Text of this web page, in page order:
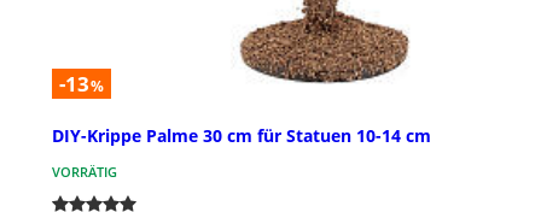
-13%
DIY-Krippe Palme 30 cm für Statuen 10-14 cm
VORRÄTIG